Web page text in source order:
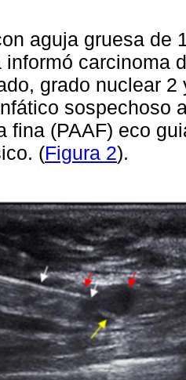
aguja gruesa de
informó carcinoma
grado nuclear
sospechoso
fina (PAAF) eco
(Figura 2).